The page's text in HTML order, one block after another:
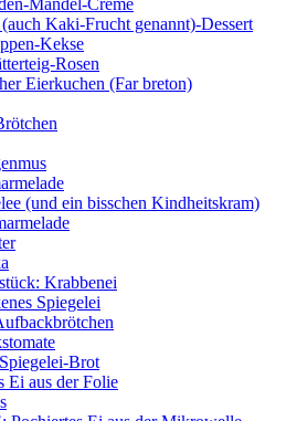
Mandel-Creme
Kaki-Frucht genannt)-Dessert
Kekse
Rosen
Eierkuchen (Far breton)
(und ein bisschen Kindheitskram)
Krabbenei
Spiegelei
Brot
Ei aus der Folie